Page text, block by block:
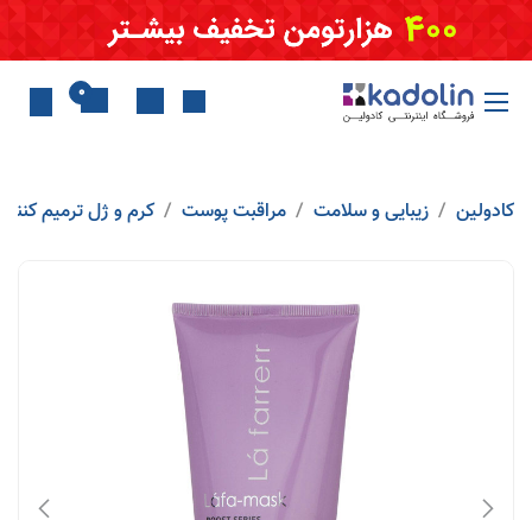
Skip to Content
0
کادولین زیبایی و سلامت مراقبت پوست کرم و ژل ترمیم کننده